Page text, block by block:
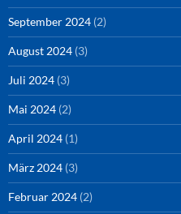
September 2024 (2)
August 2024 (3)
Juli 2024 (3)
Mai 2024 (2)
April 2024 (1)
März 2024 (3)
Februar 2024 (2)